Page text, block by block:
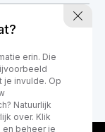
erin. Die
je invulde. Op
Natuurlijk
over. Klik
en beheer je